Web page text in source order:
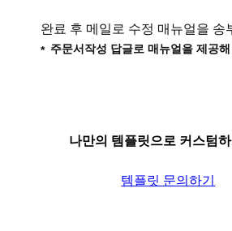
완료 후 메일로 수정 매뉴얼을 송
주문서작성 답글로 매뉴얼을 제공
나만의 템플릿으로 커스텀
템플릿 문의하기